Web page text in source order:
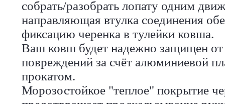
собрать/разобрать лопату одним
направляющая втулка соединения
фиксацию черенка в тулейки ковша.
Ваш ковш будет надежно защищен от
повреждений за счёт алюминиевой
прокатом.
Морозостойкое "теплое" покрытие